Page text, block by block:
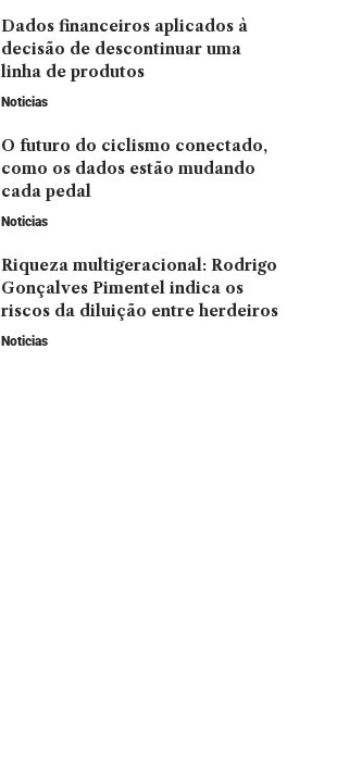
Dados financeiros aplicados à
decisão de descontinuar uma
linha de produtos
Noticias
O futuro do ciclismo conectado,
como os dados estão mudando
cada pedal
Noticias
Riqueza multigeracional: Rodrigo
Gonçalves Pimentel indica os
riscos da diluição entre herdeiros
Noticias